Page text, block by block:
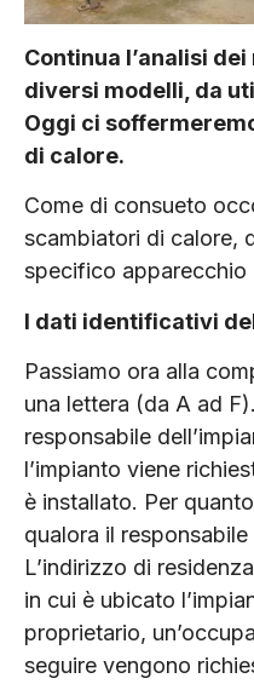
Continua l’analisi
diversi modelli, da
Oggi ci
di calore.
Come di consueto
scambiatori di calore,
specifico apparecchio
I dati identificativi
Passiamo ora alla
una lettera (da A ad
responsabile
l’impianto viene
è installato. Per
qualora il
L’indirizzo di
in cui è ubicato
proprietario,
seguire vengono